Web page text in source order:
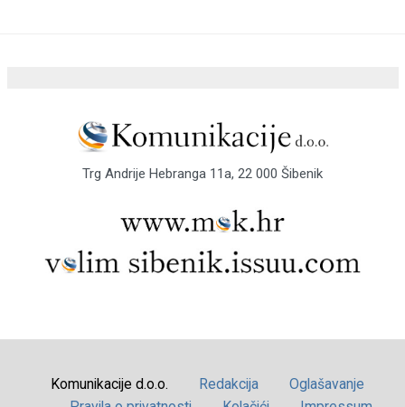
Trg Andrije Hebranga 11a, 22 000 Šibenik
Komunikacije d.o.o. Redakcija
Oglašavanje